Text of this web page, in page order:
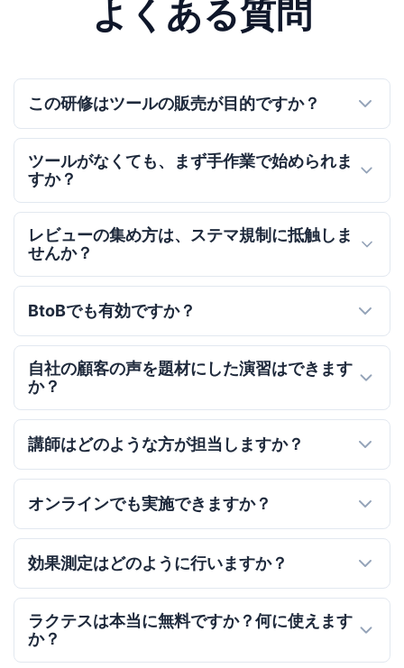
よくある質問
この研修はツールの販売が目的ですか？
ツールがなくても、まず手作業で始められま
すか？
レビューの集め方は、ステマ規制に抵触しま
せんか？
BtoBでも有効ですか？
自社の顧客の声を題材にした演習はできます
か？
講師はどのような方が担当しますか？
オンラインでも実施できますか？
効果測定はどのように行いますか？
ラクテスは本当に無料ですか？何に使えます
か？